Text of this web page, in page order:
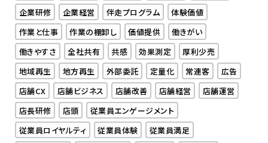
企業研修
企業経営 伴走プログラム
体験価値
作業と仕事
作業の棚卸し 価値提供
働きがい
働きやすさ
全社共有 共感 効果測定
厚利少売
地域再生
地方再生 外部委託 定量化 常連客
広告
店舗CX
店舗ビジネス 店舗改善 店舗経営
店舗運営
店長研修
店頭
従業員エンゲージメント
従業員ロイヤルティ
従業員体験
従業員満足